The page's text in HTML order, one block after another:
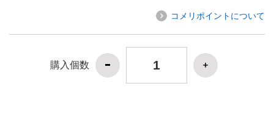
コメリポイントについて
購入個数